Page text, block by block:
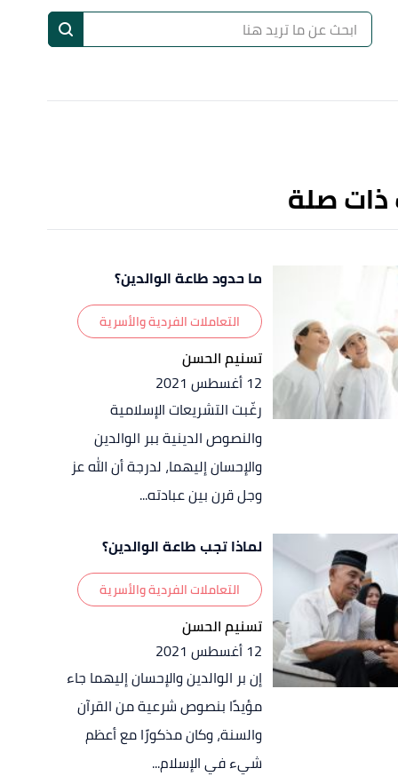
ذات صلة
ما حدود طاعة الوالدين؟
التعاملات الفردية والأسرية
تسنيم الحسن
12 أغسطس 2021
رغّبت التشريعات الإسلامية
والنصوص الدينية ببر الوالدين
والإحسان إليهما، لدرجة أن الله عز
وجل قرن بين عبادته...
لماذا تجب طاعة الوالدين؟
التعاملات الفردية والأسرية
تسنيم الحسن
12 أغسطس 2021
إن بر الوالدين والإحسان إليهما جاء
مؤيدًا بنصوص شرعية من القرآن
والسنة، وكان مذكورًا مع أعظم
شيء في الإسلام...